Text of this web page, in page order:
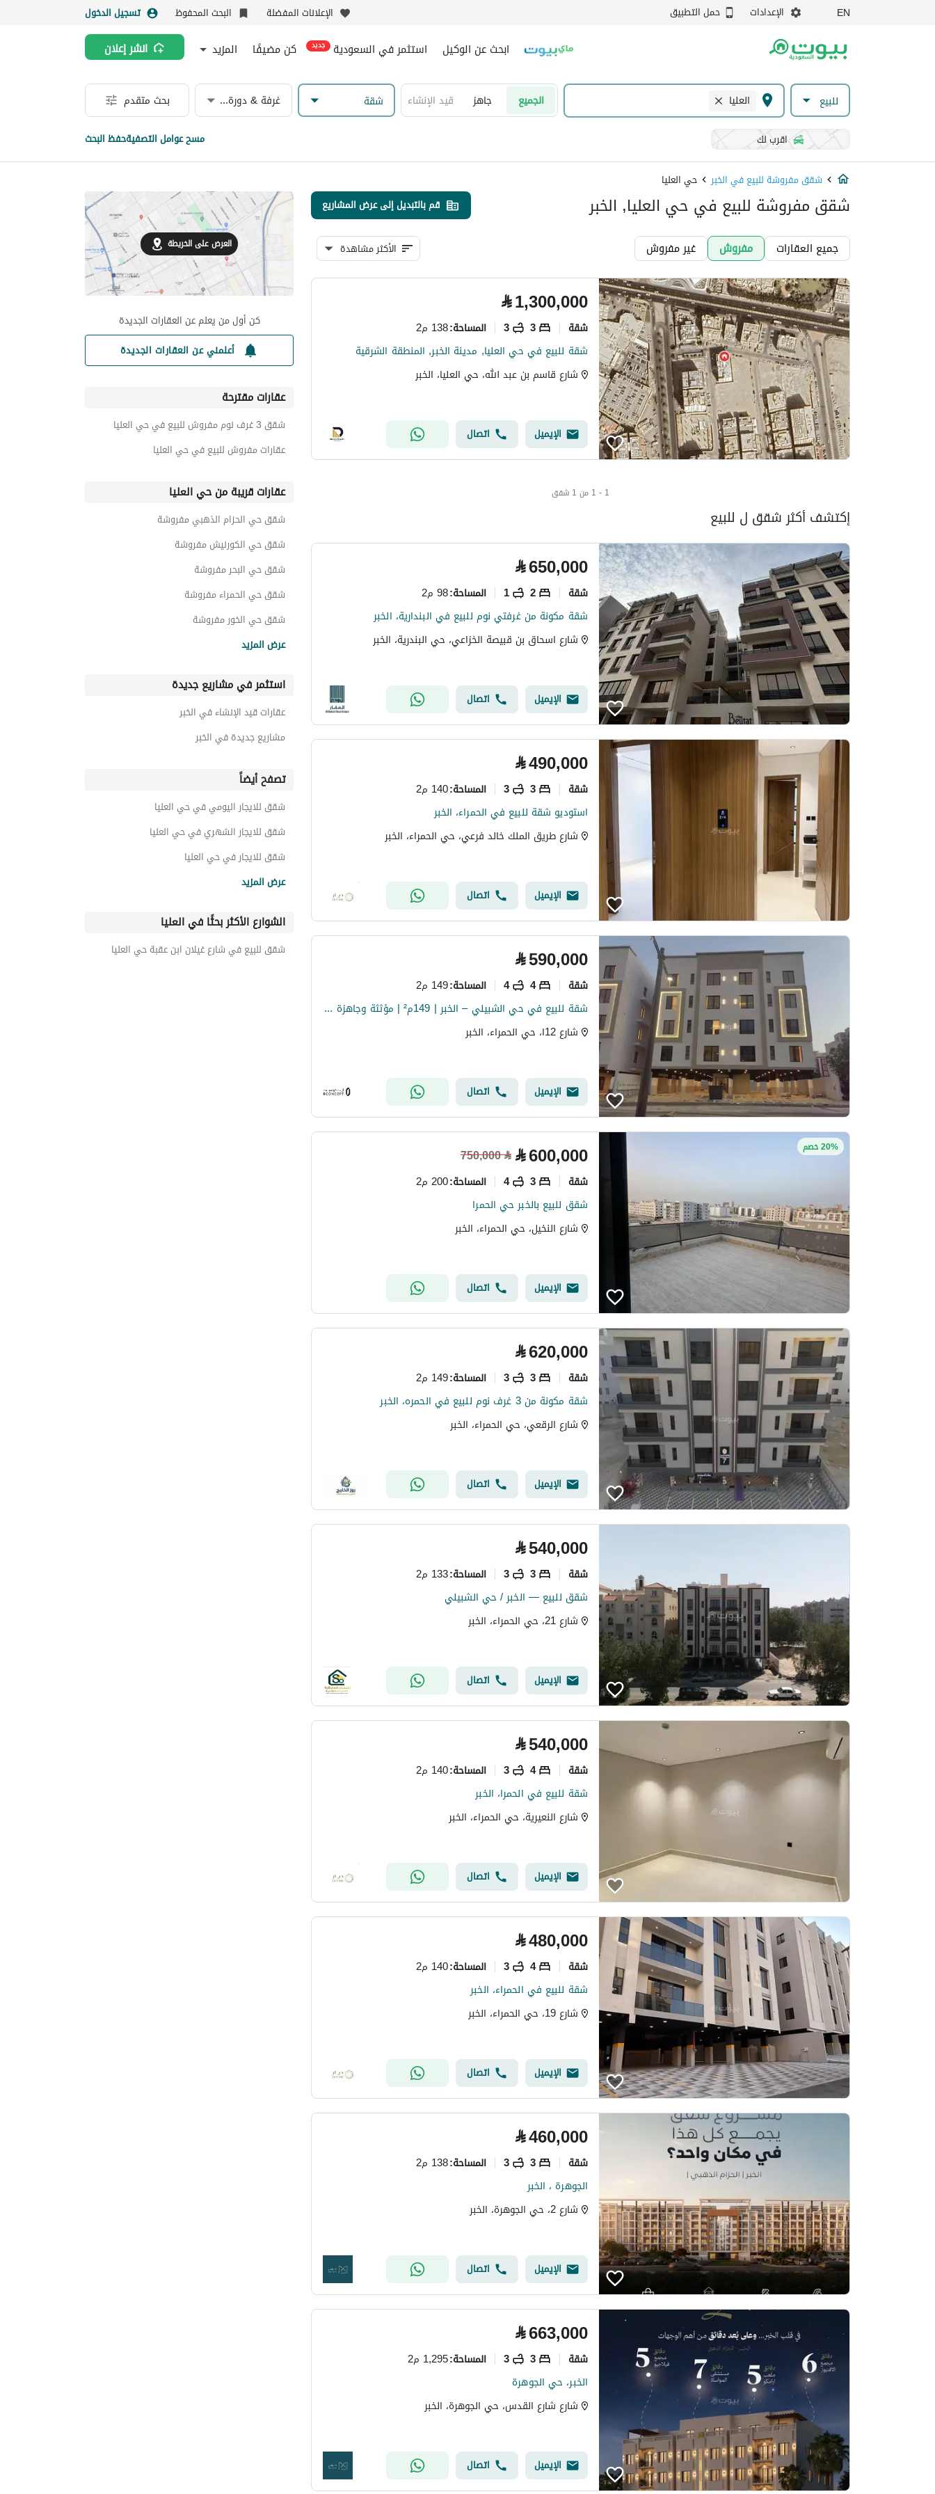
EN الإعدادات حمل التطبيق الإعلانات المفضلة البحث المحفوظ تسجيل الدخول
ابحث عن الوكيل استثمر في السعودية جديد كن مضيفًا المزيد انشر إعلان
للبيع العليا الجميع جاهز قيد الإنشاء شقة غرفة & دورة مياه بحث متقدم
اقرب لك مسح عوامل التصفيةحفظ البحث
شقق مفروشة للبيع في الخبر حي العليا
شقق مفروشة للبيع في حي العليا, الخبر قم بالتبديل إلى عرض المشاريع
جميع العقارات مفروش غير مفروش الأكثر مشاهدة
⃁1,300,000
شقة 3
3 المساحة:138 م2
شقة للبيع في حي العليا, مدينة الخبر, المنطقة الشرقية
شارع قاسم بن عبد الله، حي العليا، الخبر
الإيميل اتصال
1 - 1 من 1 شقق
إكتشف أكثر شقق ل للبيع
⃁650,000
شقة 2
1 المساحة:98 م2
شقة مكونة من غرفتي نوم للبيع في البندارية، الخبر
شارع اسحاق بن قبيصة الخزاعي، حي البندرية، الخبر
الإيميل اتصال
⃁490,000
شقة 3
3 المساحة:140 م2
استوديو شقة للبيع في الحمراء، الخبر
شارع طريق الملك خالد فرعي، حي الحمراء، الخبر
الإيميل اتصال
⃁590,000
شقة 4
4 المساحة:149 م2
شقة للبيع في حي الشبيلي – الخبر | 149م² | مؤثثة وجاهزة للاستثمار
شارع 12ا، حي الحمراء، الخبر
الإيميل اتصال
20% خصم ⃁600,000
⃁
750,000
شقة 3
4 المساحة:200 م2
شقق للبيع بالخبر حي الحمرا
شارع النخيل، حي الحمراء، الخبر
الإيميل اتصال
⃁620,000
شقة 3
3 المساحة:149 م2
شقة مكونة من 3 غرف نوم للبيع في الحمره، الخبر
شارع الرقعي، حي الحمراء، الخبر
الإيميل اتصال
⃁540,000
شقة 3
3 المساحة:133 م2
شقق للبيع — الخبر / حي الشبيلي
شارع 21، حي الحمراء، الخبر
الإيميل اتصال
⃁540,000
شقة 4
3 المساحة:140 م2
شقة للبيع في الحمرا، الخبر
شارع النعيرية، حي الحمراء، الخبر
الإيميل اتصال
⃁480,000
شقة 4
3 المساحة:140 م2
شقة للبيع في الحمراء، الخبر
شارع 19، حي الحمراء، الخبر
الإيميل اتصال
⃁460,000
شقة 3
3 المساحة:138 م2
الجوهرة ، الخبر
شارع 2، حي الجوهرة، الخبر
الإيميل اتصال
⃁663,000
شقة 3
3 المساحة:1,295 م2
الخبر، حي الجوهرة
شارع شارع القدس، حي الجوهرة، الخبر
الإيميل اتصال
العرض على الخريطة
كن أول من يعلم عن العقارات الجديدة
أعلمني عن العقارات الجديدة
عقارات مقترحة
شقق 3 غرف نوم مفروش للبيع في حي العليا
عقارات مفروش للبيع في حي العليا
عقارات قريبة من حي العليا
شقق حي الحزام الذهبي مفروشة
شقق حي الكورنيش مفروشة
شقق حي البحر مفروشة
شقق حي الحمراء مفروشة
شقق حي الخور مفروشة
شقق حي الشاطئ الغربي مفروشة
شقق حي الجوهرة مفروشة
شقق حي الأمل مفروشة
عرض المزيد
استثمر في مشاريع جديدة
عقارات قيد الإنشاء في الخبر
مشاريع جديدة في الخبر
تصفح أيضاً
شقق للايجار اليومي في حي العليا
شقق للايجار الشهري في حي العليا
شقق للايجار في حي العليا
عرض المزيد
الشوارع الأكثر بحثًا في العليا
شقق للبيع في شارع غيلان ابن عقبة حي العليا